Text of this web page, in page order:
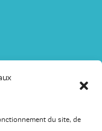
du site, de